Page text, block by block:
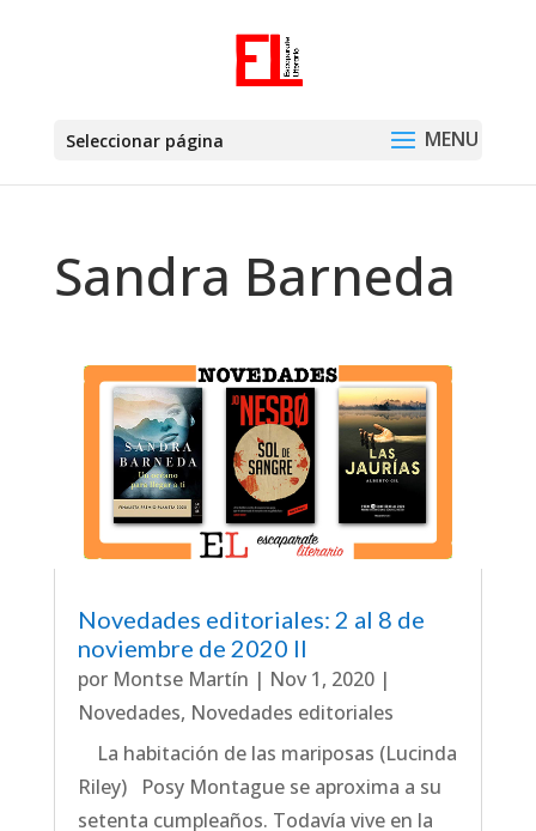
Seleccionar página
Sandra Barneda
Novedades editoriales: 2 al 8 de
noviembre de 2020 II
por Montse Martín | Nov 1, 2020|
Novedades, Novedades editoriales
La habitación de las mariposas (Lucinda
Riley) Posy Montague se aproxima a su
setenta cumpleaños. Todavía vive en la